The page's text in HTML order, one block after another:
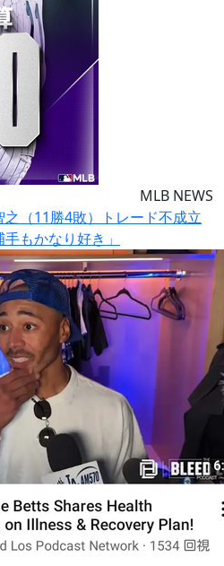
MLB NEWS
之（11勝4敗）トレード不成立
もかなり好き」